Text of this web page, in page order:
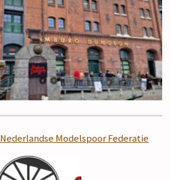
Nederlandse Modelspoor Federatie